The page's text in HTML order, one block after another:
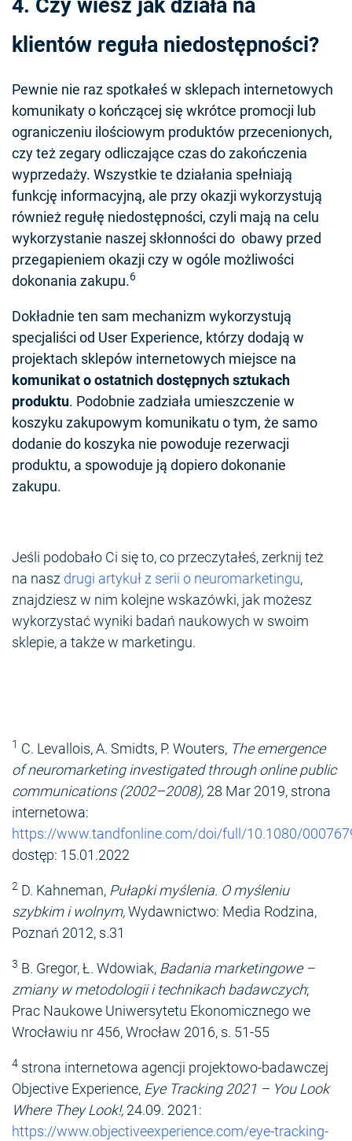
4. Czy wiesz jak działa na
klientów reguła niedostępności?
Pewnie nie raz spotkałeś w sklepach internetowych
komunikaty o kończącej się wkrótce promocji lub
ograniczeniu ilościowym produktów przecenionych,
czy też zegary odliczające czas do zakończenia
wyprzedaży. Wszystkie te działania spełniają
funkcję informacyjną, ale przy okazji wykorzystują
również regułę niedostępności, czyli mają na celu
wykorzystanie naszej skłonności do obawy przed
przegapieniem okazji czy w ogóle możliwości
dokonania zakupu.6
Dokładnie ten sam mechanizm wykorzystują
specjaliści od User Experience, którzy dodają w
projektach sklepów internetowych miejsce na
komunikat o ostatnich dostępnych sztukach
produktu. Podobnie zadziała umieszczenie w
koszyku zakupowym komunikatu o tym, że samo
dodanie do koszyka nie powoduje rezerwacji
produktu, a spowoduje ją dopiero dokonanie
zakupu.
Jeśli podobało Ci się to, co przeczytałeś, zerknij też
na nasz drugi artykuł z serii o neuromarketingu,
znajdziesz w nim kolejne wskazówki, jak możesz
wykorzystać wyniki badań naukowych w swoim
sklepie, a także w marketingu.
1 C. Levallois, A. Smidts, P. Wouters, The emergence
of neuromarketing investigated through online public
communications (2002–2008), 28 Mar 2019, strona
internetowa:
https://www.tandfonline.com/doi/full/10.1080/
dostęp: 15.01.2022
2 D. Kahneman, Pułapki myślenia. O myśleniu
szybkim i wolnym,Wydawnictwo: Media Rodzina,
Poznań 2012, s.31
3 B. Gregor, Ł. Wdowiak, Badania marketingowe –
zmiany w metodologii i technikach badawczych;
Prac Naukowe Uniwersytetu Ekonomicznego we
Wrocławiu nr 456, Wrocław 2016, s. 51-55
4 strona internetowa agencji projektowo-badawczej
Objective Experience, Eye Tracking 2021 – You Look
Where They Look!, 24.09. 2021:
https://www.objectiveexperience.com/eye-tracking-